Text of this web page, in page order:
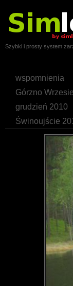
Szybki i prosty system
wspomnienia
Górzno
grudzień 2010
Świnoujście